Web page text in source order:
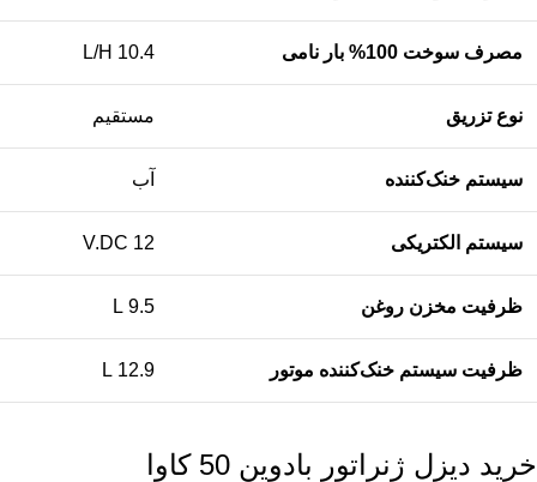
مصرف سوخت 100% بار نامی 10.4 L/H
نوع تزریق مستقیم
سیستم خنک‌کننده آب
سیستم الکتریکی 12 V.DC
ظرفیت مخزن روغن 9.5 L
ظرفیت سیستم خنک‌کننده موتور 12.9 L
خرید دیزل ژنراتور بادوین 50 کاوا